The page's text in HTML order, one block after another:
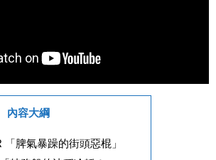
內容大綱
「脾氣暴躁的街頭惡棍」